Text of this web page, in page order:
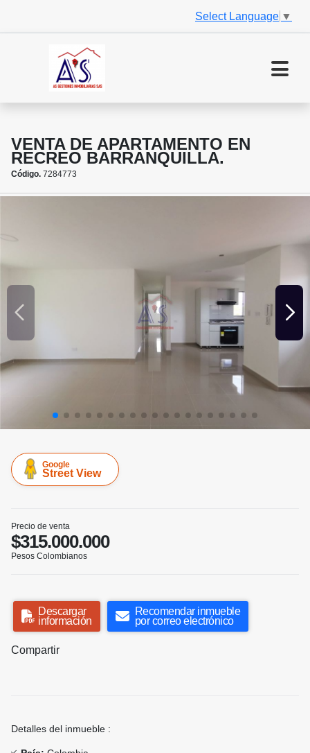
Select Language ▼
VENTA DE APARTAMENTO EN
RECREO BARRANQUILLA.
Código. 7284773
Google
Street View
Precio de venta
$315.000.000
Pesos Colombianos
Descargar
información
Recomendar inmueble
por correo electrónico
Compartir
Detalles del inmueble :